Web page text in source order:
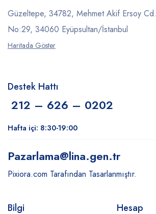
Güzeltepe, 34782, Mehmet Akif Ersoy Cd.
No:29, 34060 Eyüpsultan/İstanbul
Haritada Göster
Destek Hattı
212 – 626 – 0202
Hafta içi: 8:30-19:00
Pazarlama@lina.gen.tr
Pixiora.com Tarafından Tasarlanmıştır.
Bilgi Hesap